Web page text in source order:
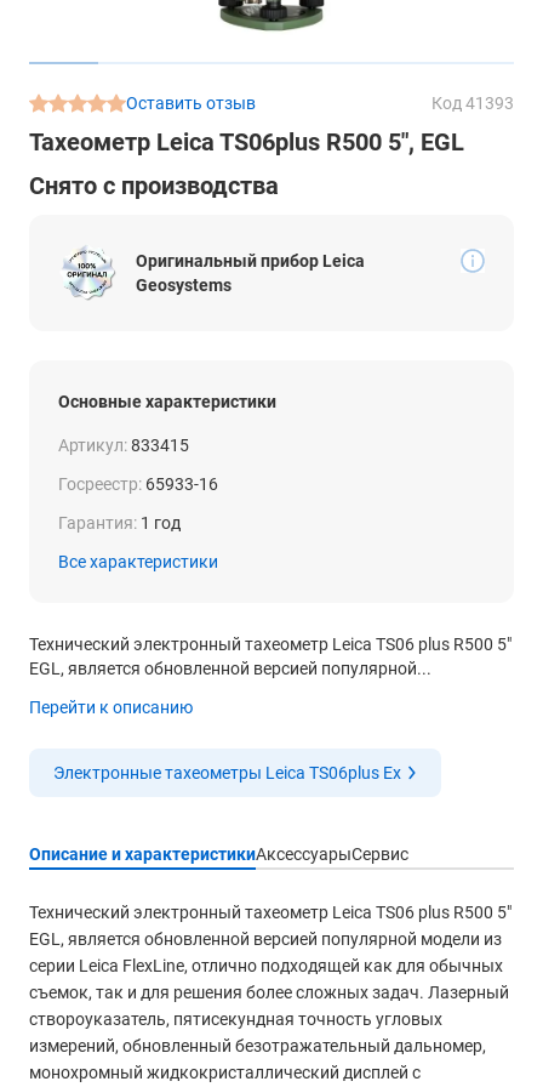
Оставить отзыв Код 41393
Тахеометр Leica TS06plus R500 5", EGL
Снято с производства
Оригинальный прибор Leica
Geosystems
Основные характеристики
Артикул:833415
Госреестр: 65933-16
Гарантия: 1 год
Все характеристики
Технический электронный тахеометр Leica TS06 plus R500 5"
EGL, является обновленной версией популярной...
Перейти к описанию
Электронные тахеометры Leica TS06plus Ex
Описание и характеристикиАксессуарыСервис
Технический электронный тахеометр Leica TS06 plus R500 5"
EGL, является обновленной версией популярной модели из
серии Leica FlexLine, отлично подходящей как для обычных
съемок, так и для решения более сложных задач. Лазерный
створоуказатель, пятисекундная точность угловых
измерений, обновленный безотражательный дальномер,
монохромный жидкокристаллический дисплей с